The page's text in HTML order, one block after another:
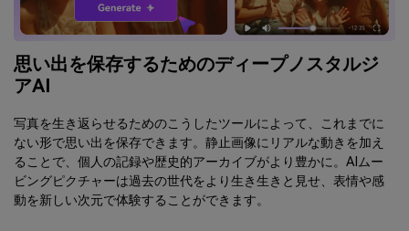
思い出を保存するためのディープノスタルジ
アAI
写真を生き返らせるためのこうしたツールによって、これまでに
ない形で思い出を保存できます。静止画像にリアルな動きを加え
ることで、個人の記録や歴史的アーカイブがより豊かに。AIムー
ビングピクチャーは過去の世代をより生き生きと見せ、表情や感
動を新しい次元で体験することができます。